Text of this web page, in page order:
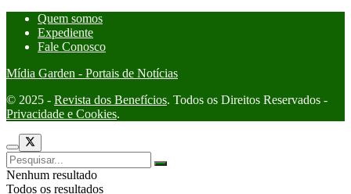
Quem somos
Expediente
Fale Conosco
Mídia Garden - Portais de Notícias
© 2025 - Revista dos Benefícios. Todos os Direitos Reservados -
Privacidade e Cookies.
Nenhum resultado
Todos os resultados